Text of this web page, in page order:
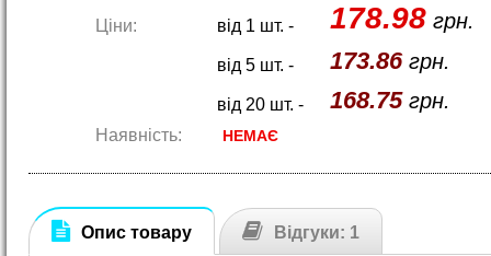
Ціни: від 1 шт. - 178.98грн.
від 5 шт. - 173.86грн.
від 20 шт. - 168.75грн.
Наявність: НЕМАЄ
Опис товару Відгуки: 1